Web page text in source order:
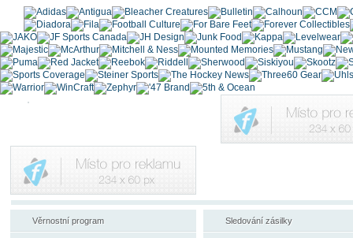
Věrnostní program Sledování zásilky